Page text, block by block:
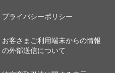
プライバシーポリシー
お客さまご利用端末からの情報
の外部送信について